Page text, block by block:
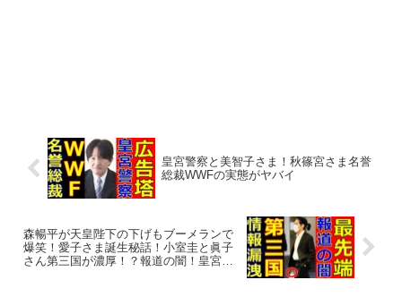
皇宮警察と美智子さま！秋篠宮さま名誉
総裁WWFの実態がヤバイ
森暢平が天皇陛下の下げもブーメランで
爆笑！愛子さま誕生秘話！小室圭と眞子
さん第三国が濃厚！？報道の闇！皇宮警